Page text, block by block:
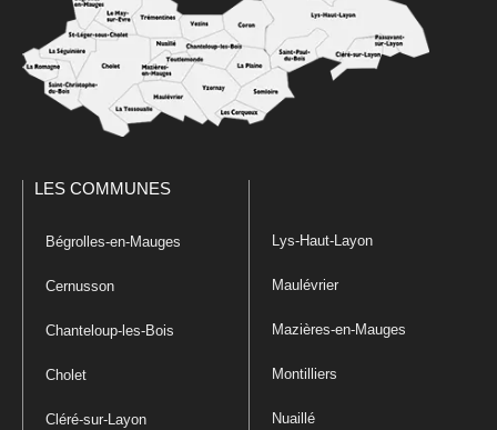
LES COMMUNES
Bégrolles-en-Mauges
Cernusson
Chanteloup-les-Bois
Cholet
Cléré-sur-Layon
Lys-Haut-Layon
Maulévrier
Mazières-en-Mauges
Montilliers
Nuaillé